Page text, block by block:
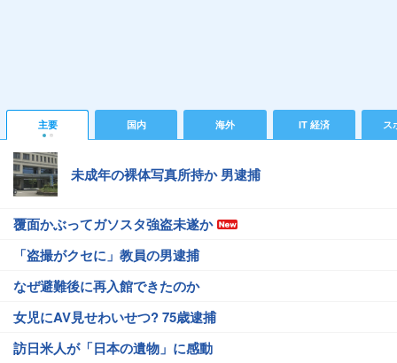
主要 国内 海外 IT 経済 ス
未成年の裸体写真所持か 男逮捕
覆面かぶってガソスタ強盗未遂か
「盗撮がクセに」教員の男逮捕
なぜ避難後に再入館できたのか
女児にAV見せわいせつ? 75歳逮捕
訪日米人が「日本の遺物」に感動